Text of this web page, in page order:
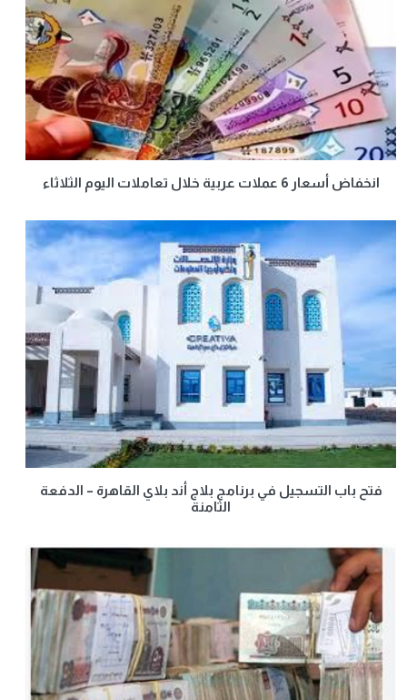
انخفاض أسعار 6 عملات عربية خلال تعاملات اليوم الثلاثاء
فتح باب التسجيل في برنامج بلاج أند بلاي القاهرة – الدفعة
الثامنة